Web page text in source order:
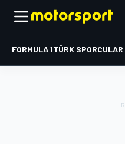
FORMULA 1TÜRK SPORCULAR